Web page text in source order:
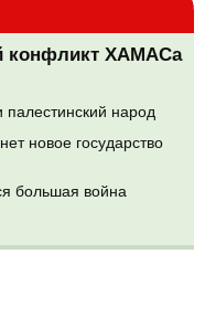
конфликт ХАМАСа
народ
новое государство
большая война